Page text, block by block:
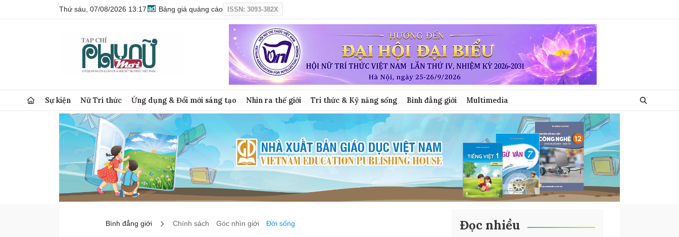
Thứ sáu, 07/08/2026 13:17 Bảng giá quảng cáo ISSN: 3093-382X
Sự kiện Nữ Trí thức Ứng dụng & Đổi mới sáng tạo Nhìn ra thế giới Tri thức & Kỹ năng sống Bình đẳng giới Multimedia
Bình đẳng giới Chính sách Góc nhìn giới Đời sống Đọc nhiều